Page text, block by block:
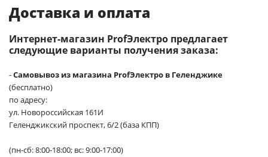
Доставка и оплата
Интернет-магазин ProfЭлектро предлагает
следующие варианты получения заказа:
-Самовывоз из магазина ProfЭлектро в Геленджике
(бесплатно)
по адресу:
ул. Новороссийская 161И
Геленджикский проспект, 6/2 (база КПП)
(пн-сб: 8:00-18:00; вс: 9:00-17:00)